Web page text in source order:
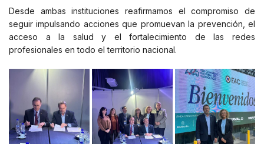
Desde ambas instituciones reafirmamos el compromiso de
seguir impulsando acciones que promuevan la prevención, el
acceso a la salud y el fortalecimiento de las redes
profesionales en todo el territorio nacional.